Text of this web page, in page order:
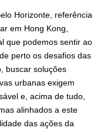
Horizonte, referência
em Hong Kong,
que podemos sentir ao
perto os desafios das
buscar soluções
urbanas exigem
e, acima de tudo,
alinhados a este
das ações da